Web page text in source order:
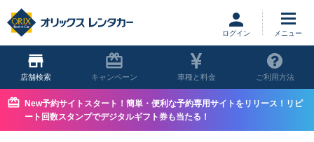
ログイン
店舗 キャンペーン 車種と料金 ご利用方法
New予約サイトスタート！簡単・便利な予約専用サイトをリリース！リピ
ート回数スタンプでデジタルギフト券も当たる！